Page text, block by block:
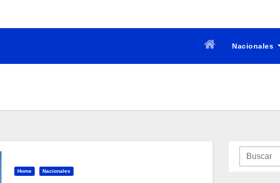
Nacionales
Home Nacionales